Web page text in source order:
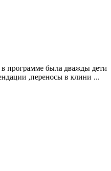
программе была дважды дети
,переносы в клини ...